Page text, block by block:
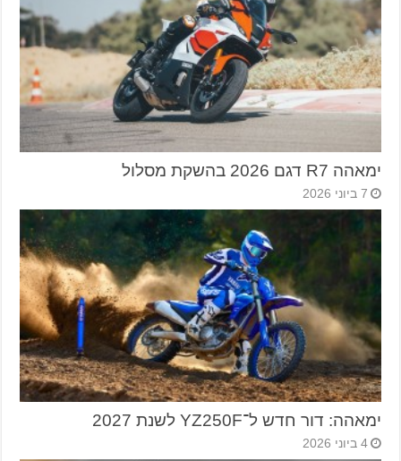
ימאהה R7 דגם 2026 בהשקת מסלול
7 ביוני 2026
ימאהה: דור חדש ל־YZ250F לשנת 2027
4 ביוני 2026